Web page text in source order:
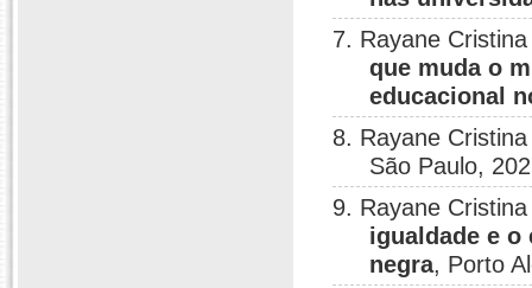
7. Rayane
que muda o
educacional
8. Rayane
São Paulo,
9. Rayane
igualdade e o
negra, Porto